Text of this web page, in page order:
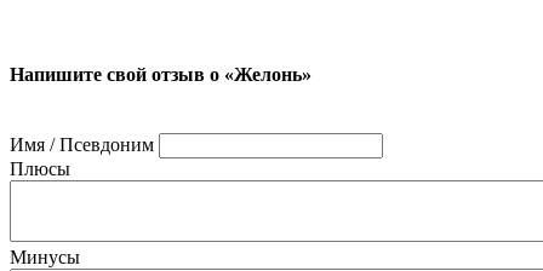
Напишите свой отзыв о «Желонь»
Имя / Псевдоним
Плюсы
Минусы